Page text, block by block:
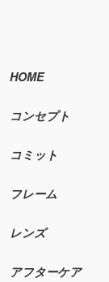
HOME
コンセプト
コミット
フレーム
レンズ
アフターケア